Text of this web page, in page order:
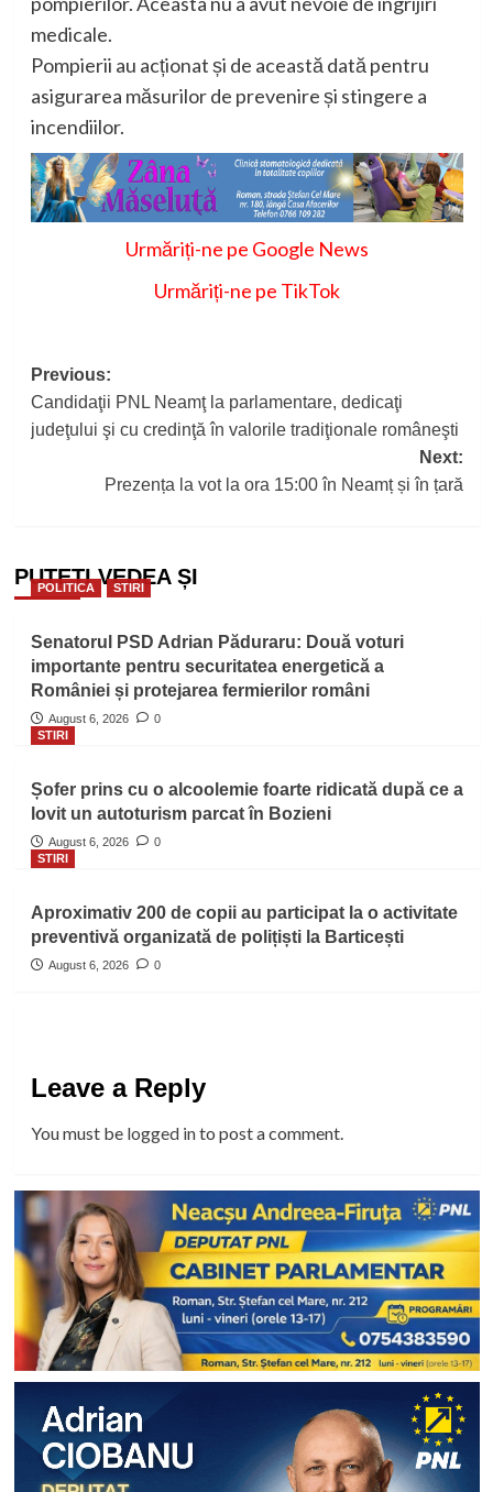
medicale.
Pompierii au acționat și de această dată pentru
asigurarea măsurilor de prevenire și stingere a
incendiilor.
Urmăriți-ne pe Google News
Urmăriți-ne pe TikTok
Post
navigation
Previous:
Candidaţii PNL Neamţ la parlamentare, dedicaţi
judeţului şi cu credinţă în valorile tradiţionale româneşti
Next:
Prezența la vot la ora 15:00 în Neamț și în țară
PUTEȚI VEDEA ȘI
POLITICA STIRI
Senatorul PSD Adrian Păduraru: Două voturi
importante pentru securitatea energetică a
României și protejarea fermierilor români
August 6, 2026
0
STIRI
Șofer prins cu o alcoolemie foarte ridicată după ce a
lovit un autoturism parcat în Bozieni
August 6, 2026
0
STIRI
Aproximativ 200 de copii au participat la o activitate
preventivă organizată de polițiști la Barticești
August 6, 2026 0
Leave a Reply
You must be logged into post a comment.